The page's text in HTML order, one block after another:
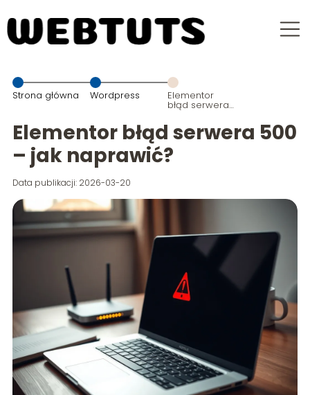
Strona główna Wordpress Elementor
błąd serwera
naprawić?
Elementor błąd serwera 500
– jak naprawić?
Data publikacji: 2026-03-20